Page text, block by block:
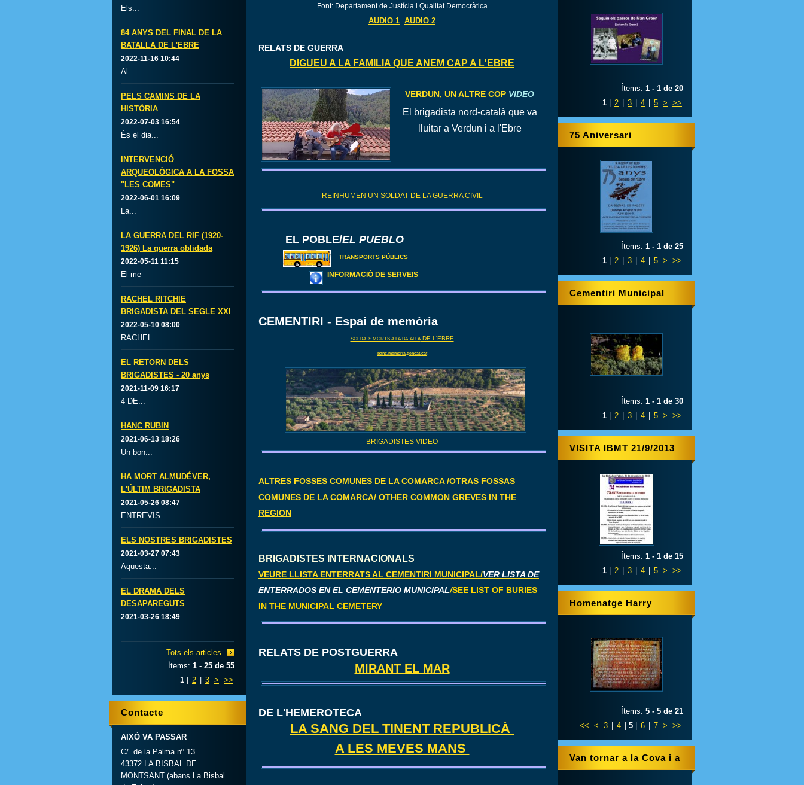
Font: Departament de Justícia i Qualitat Democràtica
AUDIO 1 AUDIO 2
RELATS DE GUERRA
DIGUEU A LA FAMILIA QUE ANEM CAP A L'EBRE
VERDUN, UN ALTRE COP VIDEO
El brigadista nord-català que va
lluitar a Verdun i a l'Ebre
REINHUMEN UN SOLDAT DE LA GUERRA CIVIL
EL POBLE/EL PUEBLO
TRANSPORTS PÚBLICS
INFORMACIÓ DE SERVEIS
CEMENTIRI - Espai de memòria
SOLDATS MORTS A LA BATALLADE L'EBRE
banc.memoria.gencat.cat
BRIGADISTES VIDEO
ALTRES FOSSES COMUNES DE LA COMARCA /OTRAS FOSSAS
COMUNES DE LA COMARCA/ OTHER COMMON GREVES IN THE
REGION
BRIGADISTES INTERNACIONALS
VEURE LLISTA ENTERRATS AL CEMENTIRI MUNICIPAL/VER LISTA DE
ENTERRADOS EN EL CEMENTERIO MUNICIPAL/SEE LIST OF BURIES
IN THE MUNICIPAL CEMETERY
RELATS DE POSTGUERRA
MIRANT EL MAR
DE L'HEMEROTECA
LA SANG DEL TINENT REPUBLICÀ
A LES MEVES MANS
Els...
84 ANYS DEL FINAL DE LA
BATALLA DE L'EBRE
2022-11-16 10:44
Al...
PELS CAMINS DE LA
HISTÒRIA
2022-07-03 16:54
És el dia...
INTERVENCIÓ
ARQUEOLÒGICA A LA FOSSA
"LES COMES"
2022-06-01 16:09
La...
LA GUERRA DEL RIF (1920-
1926) La guerra oblidada
2022-05-11 11:15
El me
RACHEL RITCHIE
BRIGADISTA DEL SEGLE XXI
2022-05-10 08:00
RACHEL...
EL RETORN DELS
BRIGADISTES - 20 anys
2021-11-09 16:17
4 DE...
HANC RUBIN
2021-06-13 18:26
Un bon...
HA MORT ALMUDÉVER,
L'ÚLTIM BRIGADISTA
2021-05-26 08:47
ENTREVIS
ELS NOSTRES BRIGADISTES
2021-03-27 07:43
Aquesta...
EL DRAMA DELS
DESAPAREGUTS
2021-03-26 18:49
...
Tots els articles
Ítems: 1 - 25 de 55
1
2 3 > >>
Contacte
AIXÒ VA PASSAR
C/. de la Palma nº 13
43372 LA BISBAL DE
MONTSANT (abans La Bisbal
Ítems: 1 - 1 de 20
1
2 3 4 5 > >>
75 Aniversari
Ítems: 1 - 1 de 25
1
2 3 4 5 > >>
Cementiri Municipal
Ítems: 1 - 1 de 30
1
2 3 4 5 > >>
VISITA IBMT 21/9/2013
Ítems: 1 - 1 de 15
1
2 3 4 5 > >>
Homenatge Harry
Ítems: 5 - 5 de 21
<< < 3 4 5 6 7 > >>
Van tornar a la Cova i a